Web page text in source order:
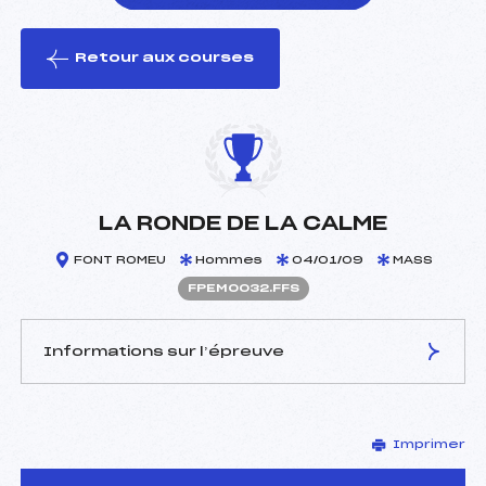
le ski
Retour aux courses
LA RONDE DE LA CALME
FONT ROMEU Hommes 04/01/09 MASS
FPEM0032.FFS
Informations sur l’épreuve
BOSC OLIVIER (PE)
D.T Adjoint :
–
Imprimer